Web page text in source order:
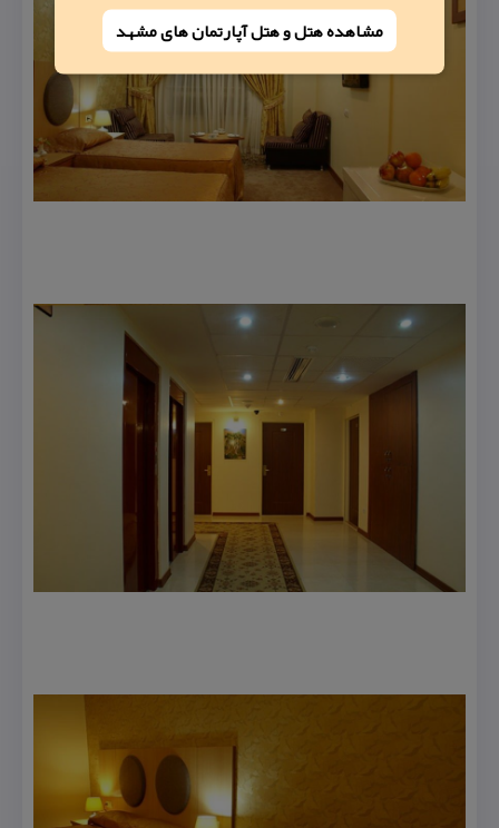
مشاهده هتل و هتل‌ آپارتمان های مشهد